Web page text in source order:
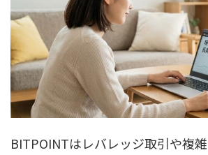
BITPOINTはレバレッジ取引や複